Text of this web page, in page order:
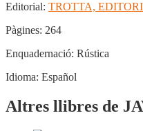
Editorial: TROTTA,
Pàgines: 264
Enquadernació: Rústica
Idioma: Español
Altres llibres de